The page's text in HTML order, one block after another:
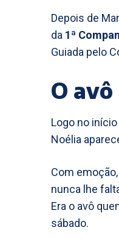
Depois de
da 1ª
Guiada pelo
O
Logo no
Noélia
Com
nunca lhe
Era o avô
sábado.